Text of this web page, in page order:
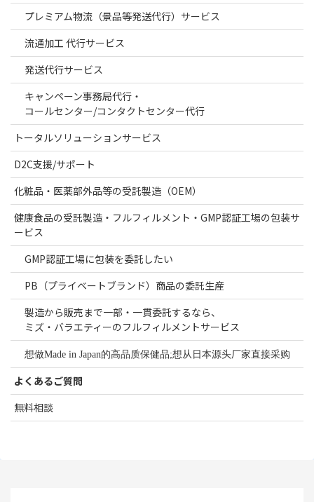
プレミアム物流（景品等発送代行）サービス
流通加工 代行サービス
発送代行サービス
キャンペーン事務局代行・
コールセンター/コンタクトセンター代行
トータルソリューションサービス
D2C支援/サポート
化粧品・医薬部外品等の受託製造（OEM）
健康食品の受託製造・フルフィルメント・GMP認証工場の包装サ
ービス
GMP認証工場に包装を委託したい
PB（プライベートブランド）商品の委託生産
製造から販売まで一部・一貫委託するなら、
ミズ・バラエティーのフルフィルメントサービス
想做Made in Japan的高品质保健品;想从日本源头厂家直接采购
よくあるご質問
無料相談